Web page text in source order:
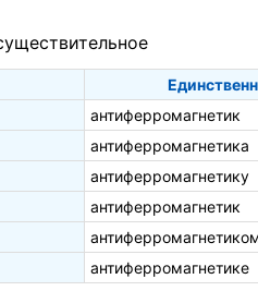
антиферромагнетик
антиферромагнетика
антиферромагнетику
антиферромагнетик
антиферромагнетике